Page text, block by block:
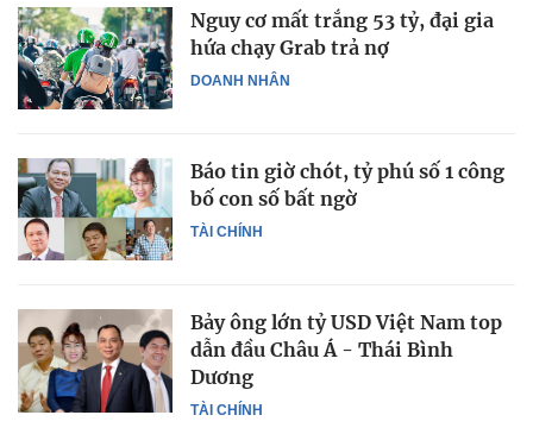
DOANH NHÂN
Nguy cơ mất trắng 53 tỷ, đại gia
hứa chạy Grab trả nợ
TÀI CHÍNH
Báo tin giờ chót, tỷ phú số 1 công
bố con số bất ngờ
TÀI CHÍNH
Bảy ông lớn tỷ USD Việt Nam top
dẫn đầu Châu Á - Thái Bình
Dương